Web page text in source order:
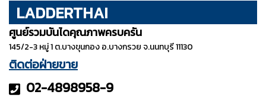
LADDERTHAI
ศูนย์รวมบันไดคุณภาพครบครัน
145/2-3 หมู่ 1 ต.บางขุนกอง อ.บางกรวย จ.นนทบุรี 11130
ติดต่อฝ่ายขาย
02-4898958-9